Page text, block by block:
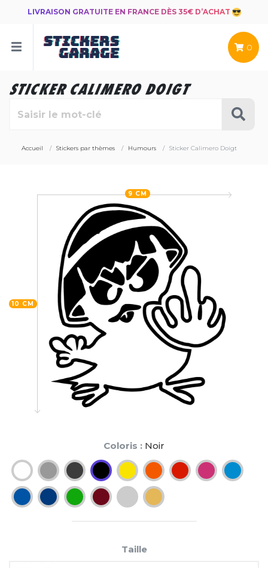
LIVRAISON GRATUITE EN FRANCE DÈS 35€ D’ACHAT
0
STICKER CALIMERO DOIGT
Accueil Stickers par thèmes Humours Sticker Calimero Doigt
10 CM
9 CM
Coloris : Noir
Taille